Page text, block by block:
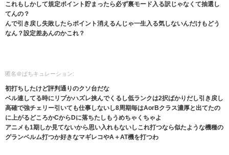
これもしかして規定ポイント貯まったら必ず裏モード入る訳じゃなくて抽選し
てんの？
んで引き戻し失敗したらポイント消えるんじゃ一生入る気しないんだけもどう
なん？設定差あんのかこれ？
匿名＠ぱちキュレーション:
初打ちしたけど評判通りのクソ台だな
ベル連してる時にリプかハズレ挟んでくるし低ランクは2択ばかりだし引き戻し
高確で強チェリー引いても仕事しないし8周期毎はAorBクラス濃厚と出てたの
に上がるどころかCからDに落ちたしもうめちゃくちゃよ
アニメも1期しか見てないから思い入れもないしこれ打つなら似たような機種の
グランベルム打つか好きなマギレコやA＋AT機を打つわ